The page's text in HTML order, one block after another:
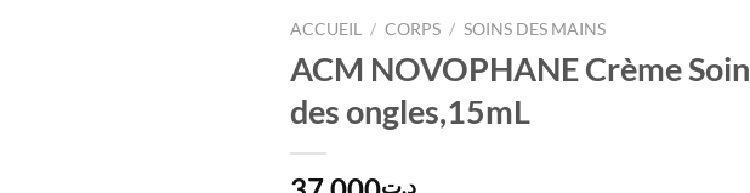
ACCUEIL / CORPS / SOINS DES MAINS
ACM NOVOPHANE Crème Soin
des ongles,15mL
د.ت